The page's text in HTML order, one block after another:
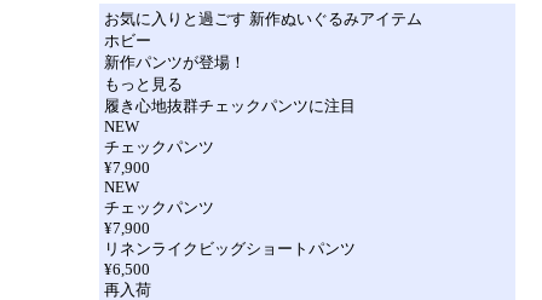
お気に入りと過ごす 新作ぬいぐるみアイテム
ホビー
新作パンツが登場！
もっと見る
履き心地抜群チェックパンツに注目
NEW
チェックパンツ
¥7,900
NEW
チェックパンツ
¥7,900
リネンライクビッグショートパンツ
¥6,500
再入荷